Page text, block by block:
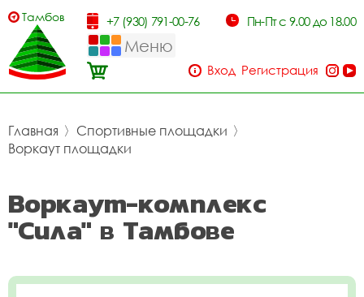
Тамбов +7 (930) 791-00-76 Пн-Пт с 9.00 до 18.00
Меню
Вход Регистрация
Главная 〉 Спортивные площадки 〉
Воркаут площадки
Воркаут-комплекс
"Сила" в Тамбове